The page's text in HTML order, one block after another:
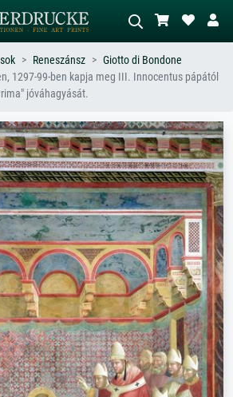
éj,
hullám,
piros absztrakt, sötét olajkép, álló akt
egy fa mellett.
Reneszánsz
Giotto di Bondone
1297-99-ben kapja meg III. Innocentus pápától
jóváhagyását.